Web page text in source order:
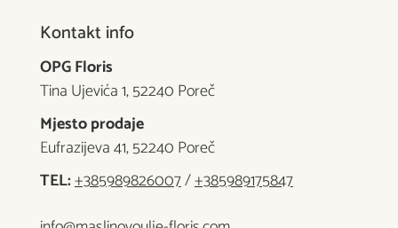
Kontakt info
OPG Floris
Tina Ujevića 1, 52240 Poreč
Mjesto prodaje
Eufrazijeva 41, 52240 Poreč
TEL:+385989826007/+385989175847